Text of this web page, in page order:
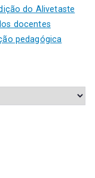
do Alivetaste
docentes
pedagógica